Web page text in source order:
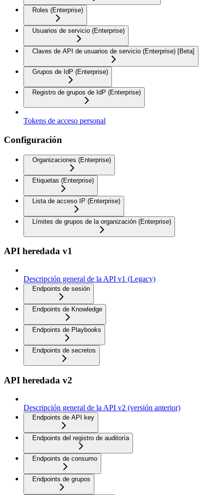
Roles (Enterprise)
Usuarios de servicio (Enterprise)
Claves de API de usuarios de servicio (Enterprise) [Beta]
Grupos de IdP (Enterprise)
Registro de grupos de IdP (Enterprise)
Tokens de acceso personal
Configuración
Organizaciones (Enterprise)
Etiquetas (Enterprise)
Lista de acceso IP (Enterprise)
Límites de grupos de la organización (Enterprise)
API heredada v1
Descripción general de la API v1 (Legacy)
Endpoints de sesión
Endpoints de Knowledge
Endpoints de Playbooks
Endpoints de secretos
API heredada v2
Descripción general de la API v2 (versión anterior)
Endpoints de API key
Endpoints del registro de auditoría
Endpoints de consumo
Endpoints de grupos